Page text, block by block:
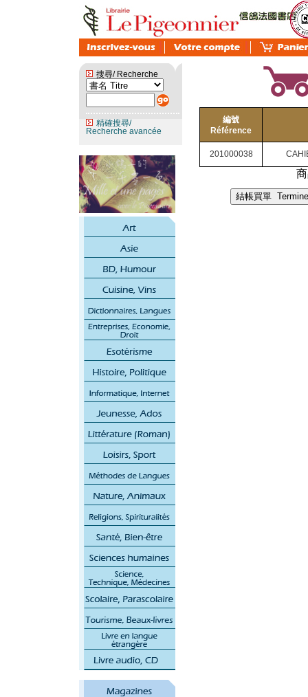
搜尋/ Recherche
精確搜尋/
Recherche avancée
編號
Référence
201000038